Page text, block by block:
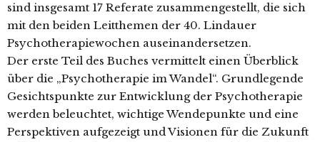
sind insgesamt 17 Referate zusammengestellt, die sich
mit den beiden Leitthemen der 40. Lindauer
Psychotherapiewochen auseinandersetzen.
Der erste Teil des Buches vermittelt einen Überblick
über die „Psychotherapie im Wandel“. Grundlegende
Gesichtspunkte zur Entwicklung der Psychotherapie
werden beleuchtet, wichtige Wendepunkte und eine
Perspektiven aufgezeigt und Visionen für die Zukunft